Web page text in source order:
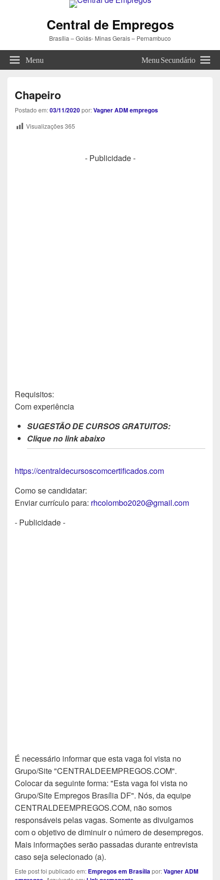
Central de Empregos
Brasília – Goiás- Minas Gerais – Pernambuco
Menu Menu Secundário
Chapeiro
Postado em:03/11/2020por:Vagner ADM empregos
Visualizações365
- Publicidade -
Requisitos:
Com experiência
SUGESTÃO DE CURSOS GRATUITOS:
Clique no link abaixo
https://centraldecursoscomcertificados.com
Como se candidatar:
Enviar currículo para: rhcolombo2020@gmail.com
- Publicidade -
É necessário informar que esta vaga foi vista no
Grupo/Site "CENTRALDEEMPREGOS.COM".
Colocar da seguinte forma: "Esta vaga foi vista no
Grupo/Site Empregos Brasília DF". Nós, da equipe
CENTRALDEEMPREGOS.COM, não somos
responsáveis pelas vagas. Somente as divulgamos
com o objetivo de diminuir o número de desempregos.
Mais informações serão passadas durante entrevista
caso seja selecionado (a).
Este post foi publicado em: Empregos em Brasíliapor:Vagner ADM